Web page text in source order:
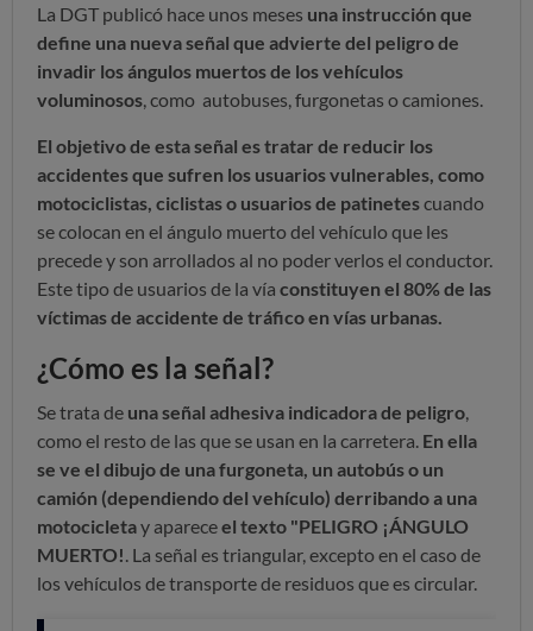
La DGT publicó hace unos meses una instrucción que
define una nueva señal que advierte del peligro de
invadir los ángulos muertos de los vehículos
voluminosos , como autobuses, furgonetas o camiones.
El objetivo de esta señal es tratar de reducir los
accidentes que sufren los usuarios vulnerables, como
motociclistas, ciclistas o usuarios de patinetescuando
se colocan en el ángulo muerto del vehículo que les
precede y son arrollados al no poder verlos el conductor.
Este tipo de usuarios de la vía constituyen el 80% de las
víctimas de accidente de tráfico en vías urbanas.
¿Cómo es la señal?
Se trata de una señal adhesiva indicadora de peligro
como el resto de las que se usan en la carretera. En ella
se ve el dibujo de una furgoneta, un autobús o un
camión (dependiendo del vehículo) derribando a una
motocicletay apareceel texto "PELIGRO ¡ÁNGULO
MUERTO! . La señal es triangular, excepto en el caso de
los vehículos de transporte de residuos que es circular.